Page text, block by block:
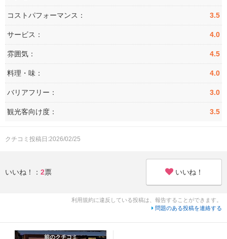
コストパフォーマンス： 3.5
サービス： 4.0
雰囲気： 4.5
料理・味： 4.0
バリアフリー： 3.0
観光客向け度： 3.5
クチコミ投稿日:2026/02/25
いいね！： 2票 いいね！
利用規約に違反している投稿は、報告することができます。
問題のある投稿を連絡する
前のクチコミ